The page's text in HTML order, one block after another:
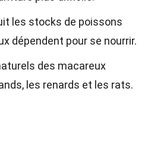
les stocks de poissons
dépendent pour se nourrir.
des macareux
les renards et les rats.